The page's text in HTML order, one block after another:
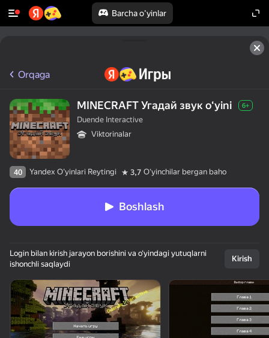
Barcha o'yinlar
Qurilmani aylantiring
O‘yinlar faqat gorizontal
oriyentatsiyasida ishlaydi
Orqaga
MINECRAFT Угадай звук oʻyini 6+
Duende Interactive
Viktorinalar
40 Yandex O'yinlari Reytingi 3,7 Oʻyinchilar bergan baho
Boshlash
Login bilan kirish jarayon borishini va o‘yindagi yutuqlarni
ishonchli saqlaydi
Kirish